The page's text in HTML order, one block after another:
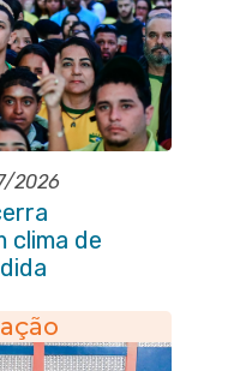
2026
clima de